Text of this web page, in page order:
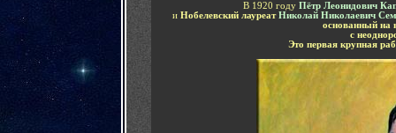
В 1920 году Пётр Леонидович
и Нобелевский лауреатНиколай Николаевич Сем
основанный на
с
Это первая крупная